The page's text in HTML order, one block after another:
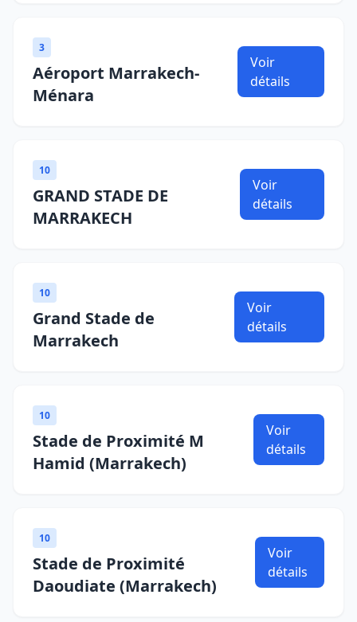
3
Aéroport Marrakech-
Ménara
Voir
détails
10
GRAND STADE DE
MARRAKECH
Voir
détails
10
Grand Stade de
Marrakech
Voir
détails
10
Stade de Proximité M
Hamid (Marrakech)
Voir
détails
10
Stade de Proximité
Daoudiate (Marrakech)
Voir
détails